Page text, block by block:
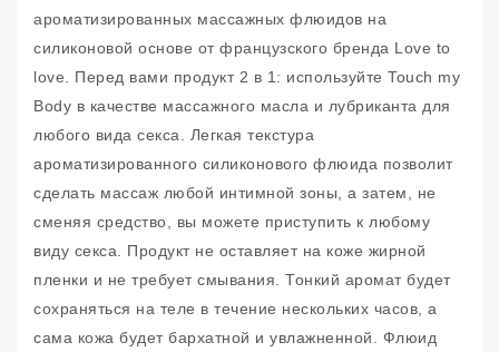
ароматизированных массажных флюидов на
силиконовой основе от французского бренда Love to
love. Перед вами продукт 2 в 1: используйте Touch my
Body в качестве массажного масла и лубриканта для
любого вида секса. Легкая текстура
ароматизированного силиконового флюида позволит
сделать массаж любой интимной зоны, а затем, не
сменяя средство, вы можете приступить к любому
виду секса. Продукт не оставляет на коже жирной
пленки и не требует смывания. Тонкий аромат будет
сохраняться на теле в течение нескольких часов, а
сама кожа будет бархатной и увлажненной. Флюид